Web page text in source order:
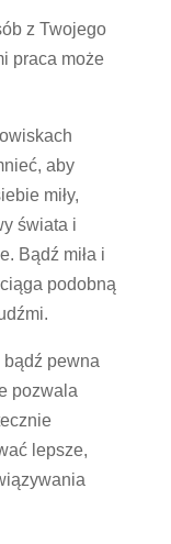
z Twojego
praca może
aby
miły,
świata i
Bądź miła i
podobną
pewna
pozwala
lepsze,